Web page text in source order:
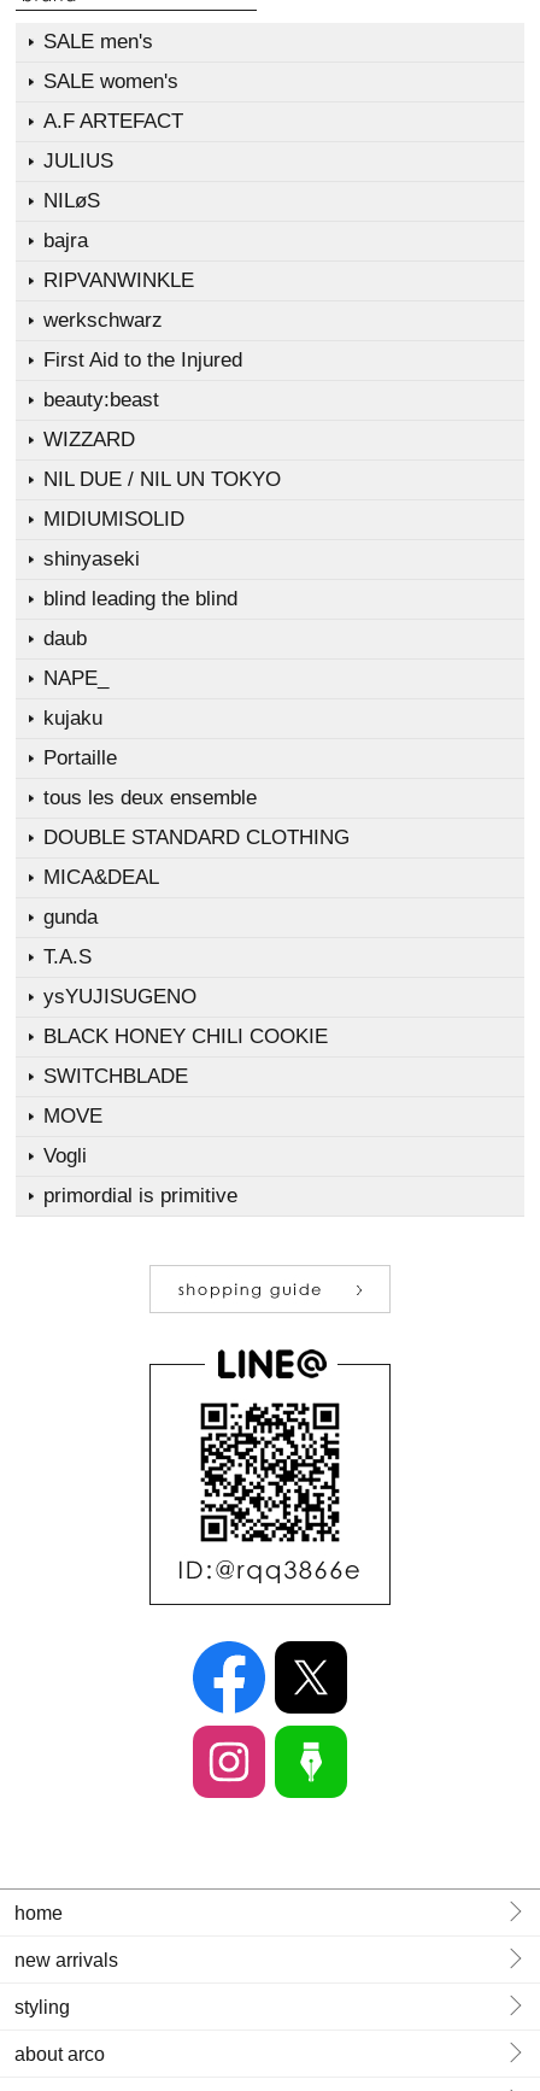
SALE men's
SALE women's
A.F ARTEFACT
JULIUS
NILøS
bajra
RIPVANWINKLE
werkschwarz
First Aid to the Injured
beauty:beast
WIZZARD
NIL DUE / NIL UN TOKYO
MIDIUMISOLID
shinyaseki
blind leading the blind
daub
NAPE_
kujaku
Portaille
tous les deux ensemble
DOUBLE STANDARD CLOTHING
MICA&DEAL
gunda
T.A.S
ysYUJISUGENO
BLACK HONEY CHILI COOKIE
SWITCHBLADE
MOVE
Vogli
primordial is primitive
home
new arrivals
styling
about arco